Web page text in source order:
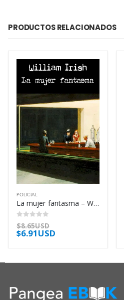
PRODUCTOS RELACIONADOS
POLICIAL
La mujer fantasma – William Irish
0out of 5
$8.65USD
$6.91USD